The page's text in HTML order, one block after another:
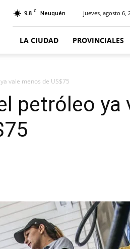
9.8 C Neuquén jueves, agosto 6,
LA CIUDAD PROVINCIALES
vale menos de US$75
petróleo ya